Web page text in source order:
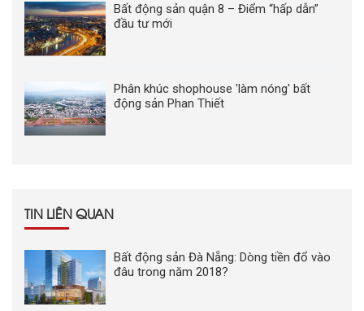
Bất động sản quận 8 – Điểm “hấp dẫn”
đầu tư mới
Phân khúc shophouse 'làm nóng' bất
động sản Phan Thiết
TIN LIÊN QUAN
Bất động sản Đà Nẵng: Dòng tiền đổ vào
đâu trong năm 2018?